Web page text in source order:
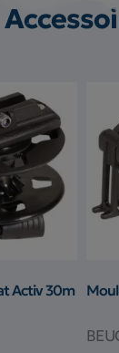
Activ 30m